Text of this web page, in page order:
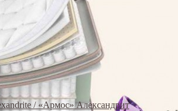
/ «Армос» Александрит